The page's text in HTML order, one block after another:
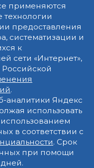
применяются
предоставления
систематизации и
к
сети «Интернет»,
.
аналитики Яндекс
использовать
использованием
в соответствии с
. Срок
при помощи